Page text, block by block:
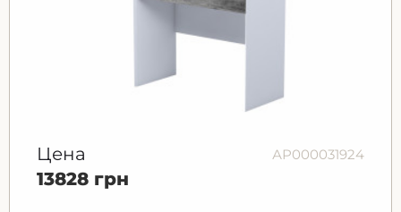
Цена АР000031924
13828 грн